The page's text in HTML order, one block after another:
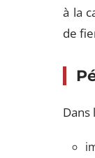
à la
de